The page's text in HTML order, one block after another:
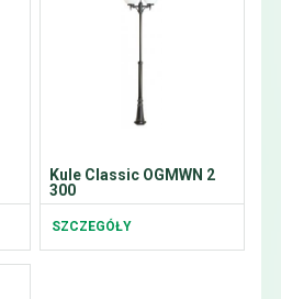
Kule Classic OGMWN 2
300
SZCZEGÓŁY